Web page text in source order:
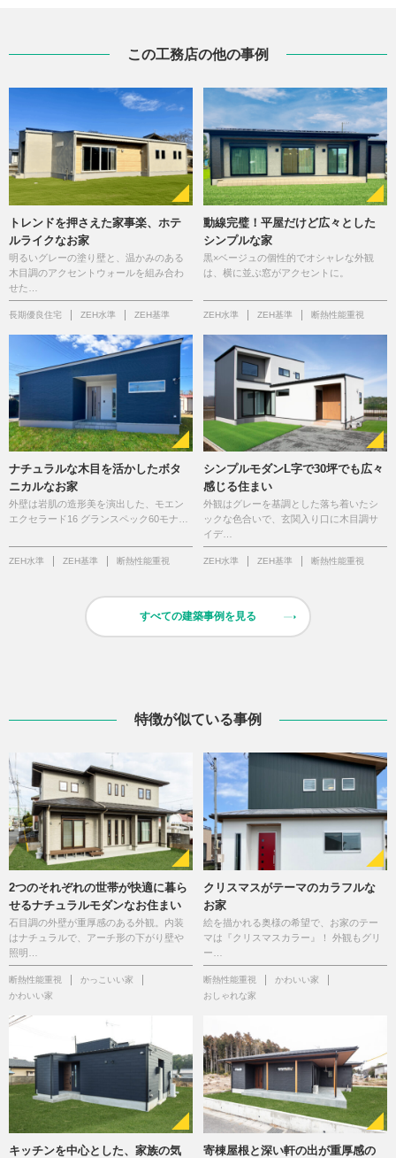
この工務店の他の事例
トレンドを押さえた家事楽、ホテ
ルライクなお家
明るいグレーの塗り壁と、温かみのある
木目調のアクセントウォールを組み合わ
せた…
長期優良住宅 ZEH水準 ZEH基準
動線完璧！平屋だけど広々とした
シンプルな家
黒×ベージュの個性的でオシャレな外観
は、横に並ぶ窓がアクセントに。
ZEH水準 ZEH基準 断熱性能重視
ナチュラルな木目を活かしたボタ
ニカルなお家
外壁は岩肌の造形美を演出した、モエン
エクセラード16 グランスペック60モナ…
ZEH水準 ZEH基準 断熱性能重視
シンプルモダンL字で30坪でも広々
感じる住まい
外観はグレーを基調とした落ち着いたシ
ックな色合いで、玄関入り口に木目調サ
イデ…
ZEH水準 ZEH基準 断熱性能重視
すべての建築事例を見る
特徴が似ている事例
2つのそれぞれの世帯が快適に暮ら
せるナチュラルモダンなお住まい
石目調の外壁が重厚感のある外観。内装
はナチュラルで、アーチ形の下がり壁や
照明…
断熱性能重視
かっこいい家
かわいい家
クリスマスがテーマのカラフルな
お家
絵を描かれる奥様の希望で、お家のテー
マは『クリスマスカラー』！ 外観もグリ
ー…
断熱性能重視
かわいい家
おしゃれな家
キッチンを中心とした、家族の気
寄棟屋根と深い軒の出が重厚感の